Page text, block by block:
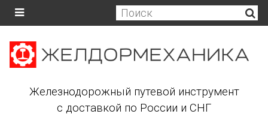
Железнодорожный путевой инструмент
с доставкой по России и СНГ